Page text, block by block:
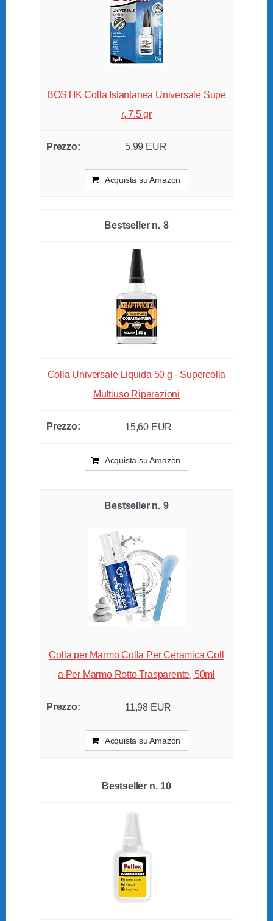
BOSTIK Colla Istantanea Universale Supe
r, 7.5 gr
5,99 EUR
Acquista su Amazon
8
Colla Universale Liquida 50 g - Supercolla
Multiuso Riparazioni
15,60 EUR
Acquista su Amazon
9
Colla per Marmo Colla Per Ceramica Coll
a Per Marmo Rotto Trasparente, 50ml
11,98 EUR
Acquista su Amazon
10